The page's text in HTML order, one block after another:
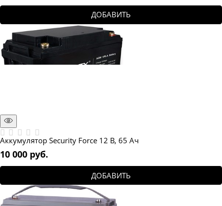
ДОБАВИТЬ
Аккумулятор Security Force 12 В, 65 Ач
10 000 руб.
ДОБАВИТЬ